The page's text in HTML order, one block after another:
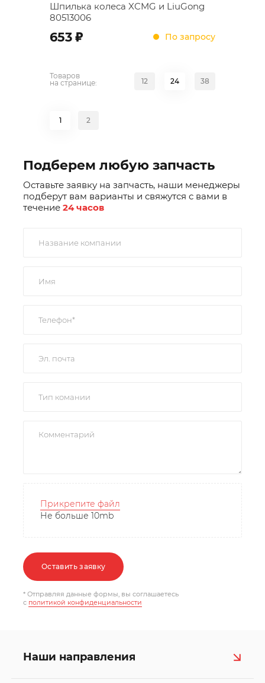
Шпилька колеса XCMG и LiuGong
80513006
653 ; По запросу
Товаров
на странице:
12 24 38
1 2
Подберем любую запчасть
Оставьте заявку на запчасть, наши менеджеры
подберут вам варианты и свяжутся с вами в
течение 24 часов
Прикрепите файл
Не больше 10mb
Оставить заявку
* Отправляя данные формы, вы соглашаетесь
c политикой конфиденциальности
Наши направления